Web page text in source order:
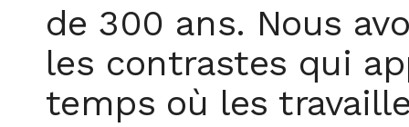
de 300 ans. Nous
les contrastes qui
temps où les